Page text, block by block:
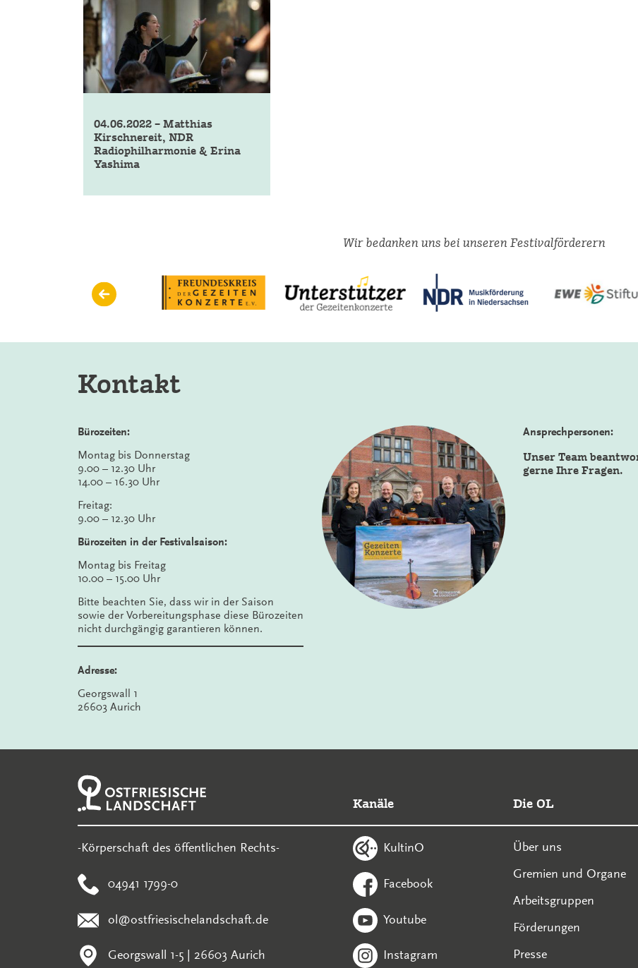
04.06.2022 – Matthias
Kirschnereit, NDR
Radiophilharmonie & Erina
Yashima
Wir bedanken uns bei unseren Festivalförderern
Kontakt
Bürozeiten:
Montag bis Donnerstag
9.00 – 12.30 Uhr
14.00 – 16.30 Uhr
Freitag:
9.00 – 12.30 Uhr
Bürozeiten in der Festivalsaison:
Montag bis Freitag
10.00 – 15.00 Uhr
Bitte beachten Sie, dass wir in der Saison
sowie der Vorbereitungsphase diese Bürozeiten
nicht durchgängig garantieren können.
Adresse:
Georgswall 1
26603 Aurich
Ansprechpersonen:
Unser Team
gerne Ihre Fragen.
-Körperschaft des öffentlichen Rechts-
04941 1799-0
ol@ostfriesischelandschaft.de
Georgswall 1-5 | 26603 Aurich
Kanäle
KultinO
Facebook
Youtube
Instagram
Die OL
Über uns
Gremien und Organe
Arbeitsgruppen
Förderungen
Presse